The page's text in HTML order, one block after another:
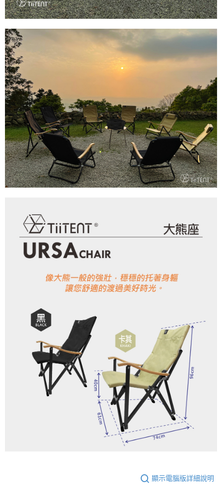
顯示電腦版詳細說明